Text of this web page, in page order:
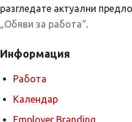
разгледате актуални
„Обяви за работа“.
Информация
Работа
Календар
Employer Branding